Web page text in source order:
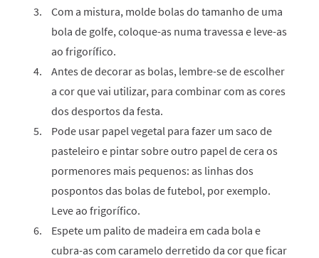
Com a mistura, molde bolas do tamanho de uma
bola de golfe, coloque-as numa travessa e leve-as
ao frigorífico.
Antes de decorar as bolas, lembre-se de escolher
a cor que vai utilizar, para combinar com as cores
dos desportos da festa.
Pode usar papel vegetal para fazer um saco de
pasteleiro e pintar sobre outro papel de cera os
pormenores mais pequenos: as linhas dos
pospontos das bolas de futebol, por exemplo.
Leve ao frigorífico.
Espete um palito de madeira em cada bola e
cubra-as com caramelo derretido da cor que ficar